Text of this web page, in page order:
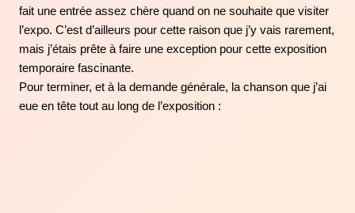
fait une entrée assez chère quand on ne souhaite que visiter
l’expo. C’est d’ailleurs pour cette raison que j’y vais rarement,
mais j’étais prête à faire une exception pour cette exposition
temporaire fascinante.
Pour terminer, et à la demande générale, la chanson que j’ai
eue en tête tout au long de l’exposition :